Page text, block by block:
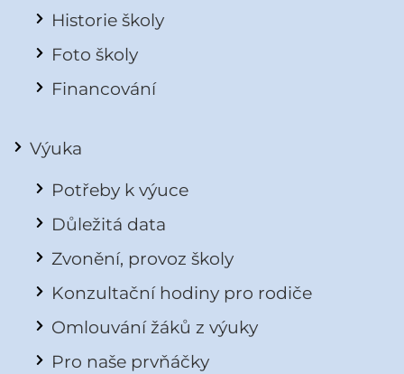
Historie školy
Foto školy
Financování
Výuka
Potřeby k výuce
Důležitá data
Zvonění, provoz školy
Konzultační hodiny pro rodiče
Omlouvání žáků z výuky
Pro naše prvňáčky